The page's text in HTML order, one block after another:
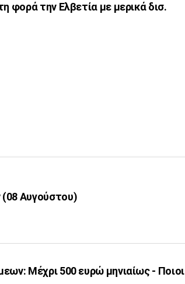
φορά την Ελβετία με μερικά δισ.
Αυγούστου)
Μέχρι 500 ευρώ μηνιαίως - Ποιοι